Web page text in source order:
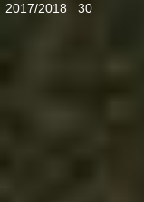
2017/2018 30